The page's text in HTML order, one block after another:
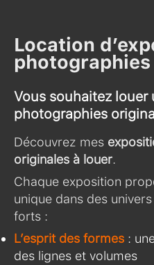
Location
Vous souhaitez louer
photographies
Découvrez mes
originales à louer.
Chaque exposition
unique dans des
forts :
L’esprit des formes :
des lignes et volumes